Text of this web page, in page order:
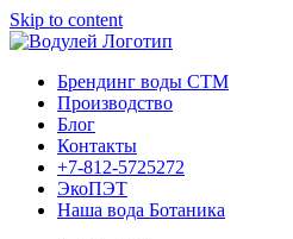
Skip to content
Брендинг воды СТМ
Производство
Блог
Контакты
+7-812-5725272
ЭкоПЭТ
Наша вода Ботаника